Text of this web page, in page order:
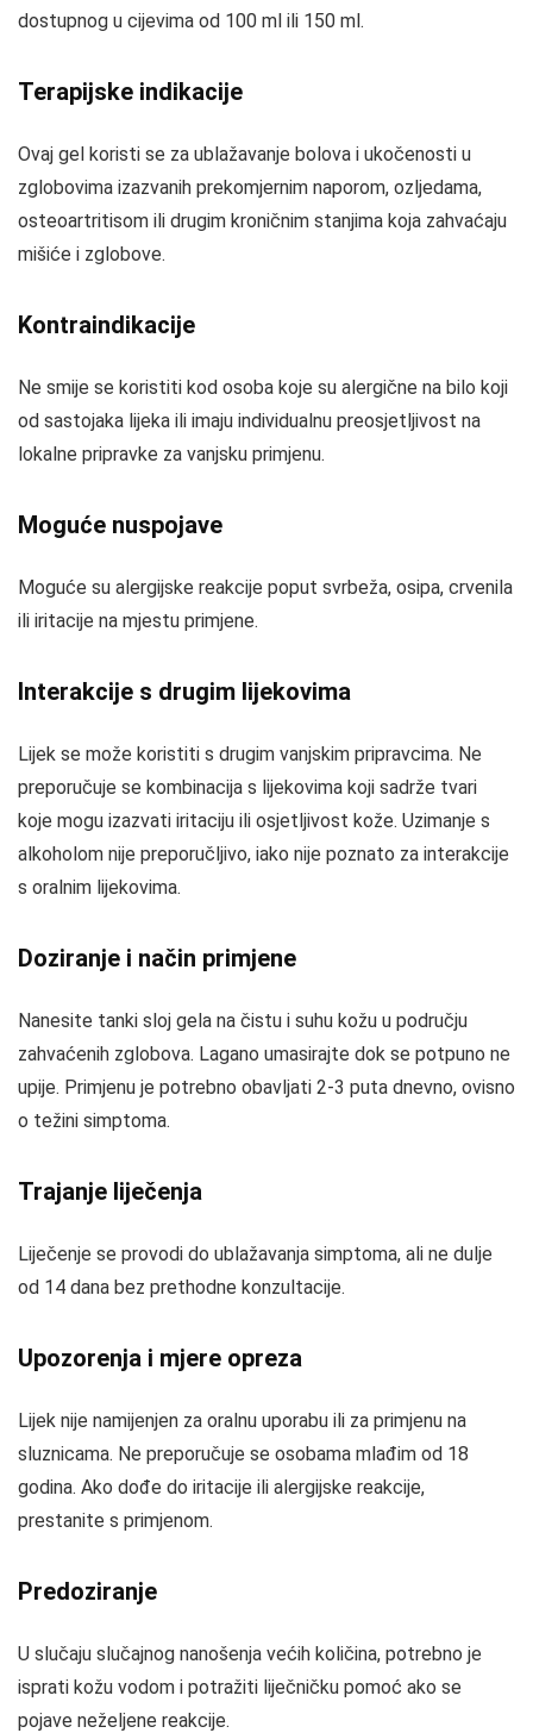
dostupnog u cijevima od 100 ml ili 150 ml.
Terapijske indikacije
Ovaj gel koristi se za ublažavanje bolova i ukočenosti u
zglobovima izazvanih prekomjernim naporom, ozljedama,
osteoartritisom ili drugim kroničnim stanjima koja zahvaćaju
mišiće i zglobove.
Kontraindikacije
Ne smije se koristiti kod osoba koje su alergične na bilo koji
od sastojaka lijeka ili imaju individualnu preosjetljivost na
lokalne pripravke za vanjsku primjenu.
Moguće nuspojave
Moguće su alergijske reakcije poput svrbeža, osipa, crvenila
ili iritacije na mjestu primjene.
Interakcije s drugim lijekovima
Lijek se može koristiti s drugim vanjskim pripravcima. Ne
preporučuje se kombinacija s lijekovima koji sadrže tvari
koje mogu izazvati iritaciju ili osjetljivost kože. Uzimanje s
alkoholom nije preporučljivo, iako nije poznato za interakcije
s oralnim lijekovima.
Doziranje i način primjene
Nanesite tanki sloj gela na čistu i suhu kožu u području
zahvaćenih zglobova. Lagano umasirajte dok se potpuno ne
upije. Primjenu je potrebno obavljati 2-3 puta dnevno, ovisno
o težini simptoma.
Trajanje liječenja
Liječenje se provodi do ublažavanja simptoma, ali ne dulje
od 14 dana bez prethodne konzultacije.
Upozorenja i mjere opreza
Lijek nije namijenjen za oralnu uporabu ili za primjenu na
sluznicama. Ne preporučuje se osobama mlađim od 18
godina. Ako dođe do iritacije ili alergijske reakcije,
prestanite s primjenom.
Predoziranje
U slučaju slučajnog nanošenja većih količina, potrebno je
isprati kožu vodom i potražiti liječničku pomoć ako se
pojave neželjene reakcije.